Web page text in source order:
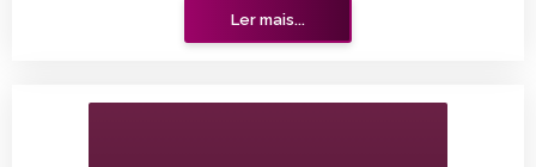
Ler mais...